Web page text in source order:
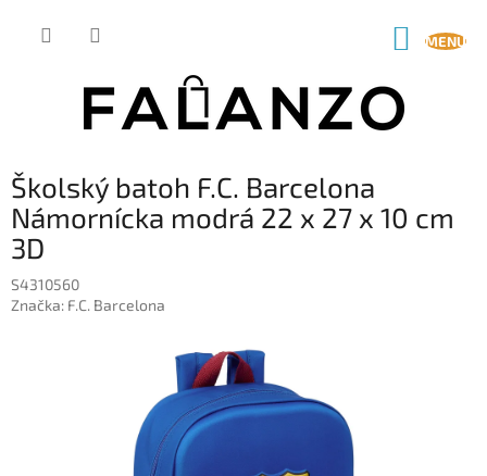
Školský batoh F.C. Barcelona
Námornícka modrá 22 x 27 x 10 cm
3D
S4310560
Značka: F.C. Barcelona